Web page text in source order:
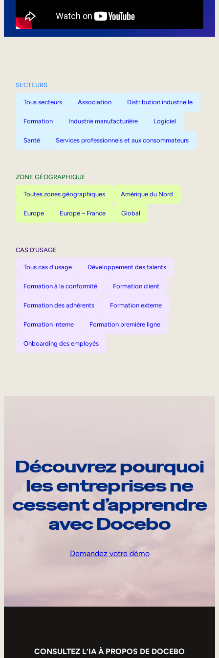
SECTEURS
Tous secteurs Association Distribution industrielle
Formation Industrie manufacturière Logiciel
Santé Services professionnels et aux consommateurs
ZONE GÉOGRAPHIQUE
Toutes zones géographiques Amérique du Nord
Europe Europe – France Global
CAS D’USAGE
Tous cas d'usage Développement des talents
Formation à la conformité Formation client
Formation des adhérents Formation externe
Formation interne Formation première ligne
Onboarding des employés
Découvrez pourquoi
les entreprises ne
cessent d’apprendre
avec Docebo
Demandez votre démo
CONSULTEZ L’IA À PROPOS DE DOCEBO